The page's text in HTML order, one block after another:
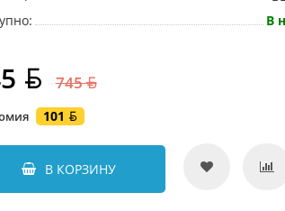
В
745
101
В КОРЗИНУ